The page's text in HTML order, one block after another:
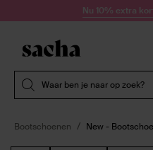
Doorgaan naar artikel
Nu 10% extra
Waar ben je naar op zoek?
Bootschoenen New -